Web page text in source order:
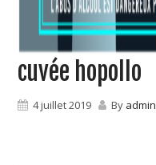
cuvée hopollo
4 juillet 2019 By admin